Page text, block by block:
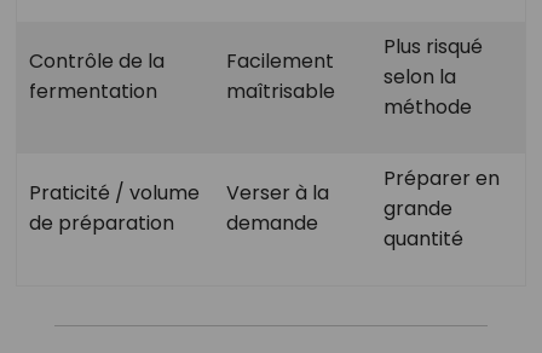
Contrôle de la
fermentation
Facilement
maîtrisable
Plus risqué
selon la
méthode
Praticité / volume
de préparation
Verser à la
demande
Préparer en
grande
quantité